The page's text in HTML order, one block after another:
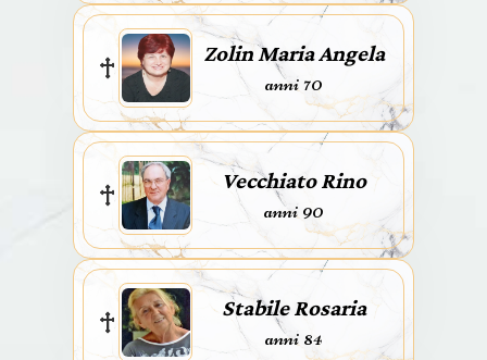
Zolin Maria Angela
anni 70
Vecchiato Rino
anni 90
Stabile Rosaria
anni 84